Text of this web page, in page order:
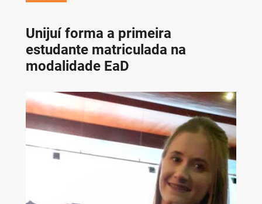
Unijuí forma a primeira
estudante matriculada na
modalidade EaD